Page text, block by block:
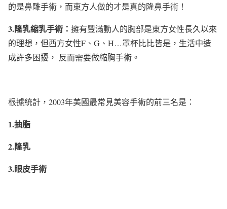
的是鼻雕手術，而東方人做的才是真的隆鼻手術！
3.隆乳縮乳手術： 擁有豐滿動人的胸部是東方女性長久以來
的理想，但西方女性F、G、H…罩杯比比皆是，生活中造
成許多困擾， 反而需要做縮胸手術。
根據統計，2003年美國最常見美容手術的前三名是：
1.抽脂
2.隆乳
3.眼皮手術